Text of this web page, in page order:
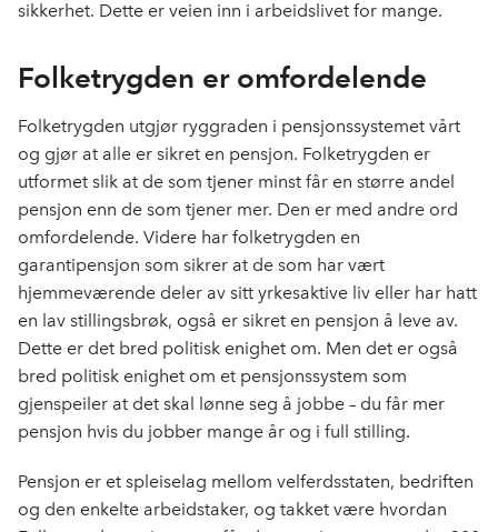
sikkerhet. Dette er veien inn i arbeidslivet for mange.
Folketrygden er omfordelende
Folketrygden utgjør ryggraden i pensjonssystemet vårt
og gjør at alle er sikret en pensjon. Folketrygden er
utformet slik at de som tjener minst får en større andel
pensjon enn de som tjener mer. Den er med andre ord
omfordelende. Videre har folketrygden en
garantipensjon som sikrer at de som har vært
hjemmeværende deler av sitt yrkesaktive liv eller har hatt
en lav stillingsbrøk, også er sikret en pensjon å leve av.
Dette er det bred politisk enighet om. Men det er også
bred politisk enighet om et pensjonssystem som
gjenspeiler at det skal lønne seg å jobbe – du får mer
pensjon hvis du jobber mange år og i full stilling.
Pensjon er et spleiselag mellom velferdsstaten, bedriften
og den enkelte arbeidstaker, og takket være hvordan